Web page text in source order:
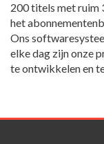
200 titels met ruim
het
Ons
elke dag zijn onze
te ontwikkelen en